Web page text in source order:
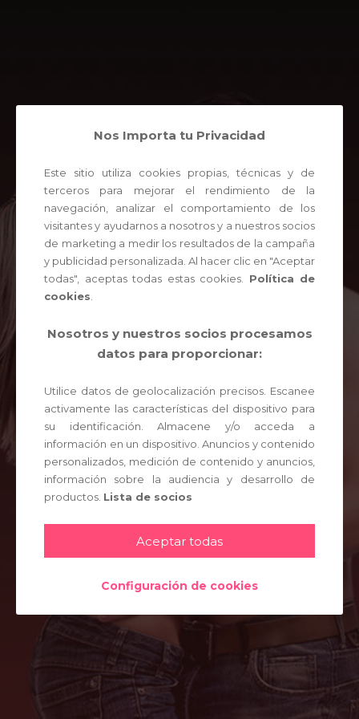
Nos Importa tu Privacidad
Este sitio utiliza cookies propias, técnicas y de
terceros para mejorar el rendimiento de la
navegación, analizar el comportamiento de los
visitantes y ayudarnos a nosotros y a nuestros socios
de marketing a medir los resultados de la campaña
y publicidad personalizada. Al hacer clic en "Aceptar
todas", aceptas todas estas cookies. Política de
cookies
Nosotros y nuestros socios procesamos
datos para proporcionar:
Utilice datos de geolocalización precisos. Escanee
activamente las características del dispositivo para
su identificación. Almacene y/o acceda a
información en un dispositivo. Anuncios y contenido
personalizados, medición de contenido y anuncios,
información sobre la audiencia y desarrollo de
productos. Lista de socios
Aceptar todas
Configuración de cookies
ENTRAR